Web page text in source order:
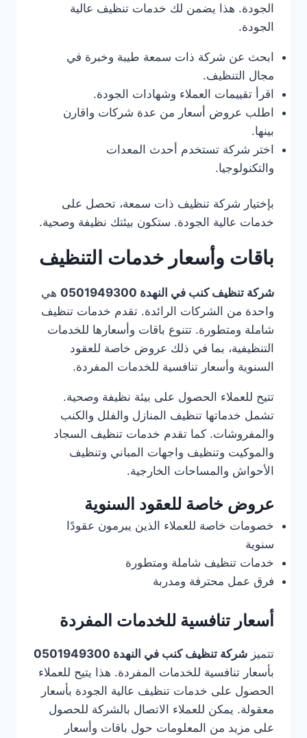
الجودة. هذا يضمن لك خدمات تنظيف عالية
الجودة.
ابحث عن شركة ذات سمعة طيبة وخبرة في
مجال التنظيف.
اقرأ تقييمات العملاء وشهادات الجودة.
اطلب عروض أسعار من عدة شركات واقارن
بينها.
اختر شركة تستخدم أحدث المعدات
والتكنولوجيا.
بإختيار شركة تنظيف ذات سمعة، تحصل على
خدمات عالية الجودة. ستكون بيئتك نظيفة وصحية.
باقات وأسعار خدمات التنظيف
شركة تنظيف كنب في النهدة 0501949300
هي
واحدة من الشركات الرائدة. تقدم خدمات تنظيف
شاملة ومتطورة. تتنوع باقات وأسعارها للخدمات
التنظيفية، بما في ذلك عروض خاصة للعقود
السنوية وأسعار تنافسية للخدمات المفردة.
تتيح للعملاء الحصول على بيئة نظيفة وصحية.
تشمل خدماتها تنظيف المنازل والفلل والكنب
والمفروشات. كما تقدم خدمات تنظيف السجاد
والموكيت وتنظيف واجهات المباني وتنظيف
الأحواش والمساحات الخارجية.
عروض خاصة للعقود السنوية
خصومات خاصة للعملاء الذين يبرمون عقودًا
سنوية
خدمات تنظيف شاملة ومتطورة
فرق عمل محترفة ومدربة
أسعار تنافسية للخدمات المفردة
تتميز شركة تنظيف كنب في النهدة 0501949300
بأسعار تنافسية للخدمات المفردة. هذا يتيح للعملاء
الحصول على خدمات تنظيف عالية الجودة بأسعار
معقولة. يمكن للعملاء الاتصال بالشركة للحصول
على مزيد من المعلومات حول باقات وأسعار